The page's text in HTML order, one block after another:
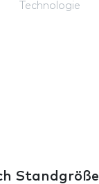
Technologie
Standgröße